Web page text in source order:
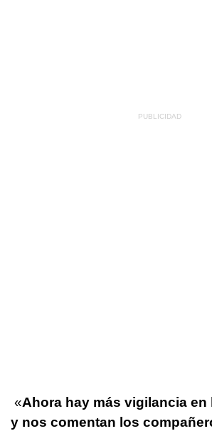
«Ahora hay más vigilancia en
y nos comentan los